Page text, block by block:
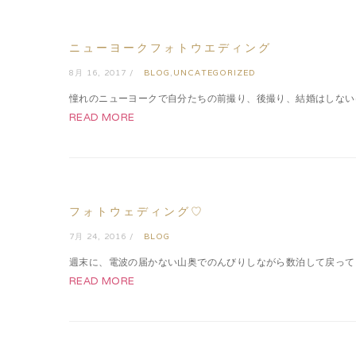
ニューヨークフォトウエディング
8月 16, 2017 / BLOG , UNCATEGORIZED
憧れのニューヨークで自分たちの前撮り、後撮り、結婚はし
READ MORE
フォトウェディング♡
7月 24, 2016 / BLOG
週末に、電波の届かない山奥でのんびりしながら数泊して戻
READ MORE